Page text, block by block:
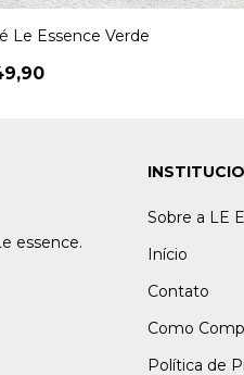
Le Essence Verde
essence.
Sobre a LE
Início
Contato
Como
Política de